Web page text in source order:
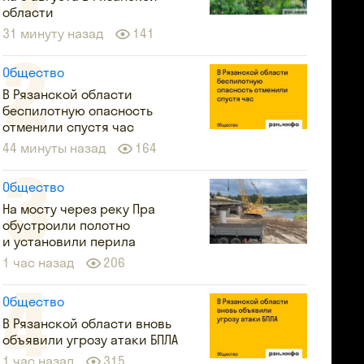
области
31 минуту назад
141
Общество
В Рязанской области
беспилотную опасность
отменили спустя час
44 минуты назад
164
Общество
На мосту через реку Пра
обустроили полотно
и установили перила
1 час назад
206
Общество
В Рязанской области вновь
объявили угрозу атаки БПЛА
1 час назад
315